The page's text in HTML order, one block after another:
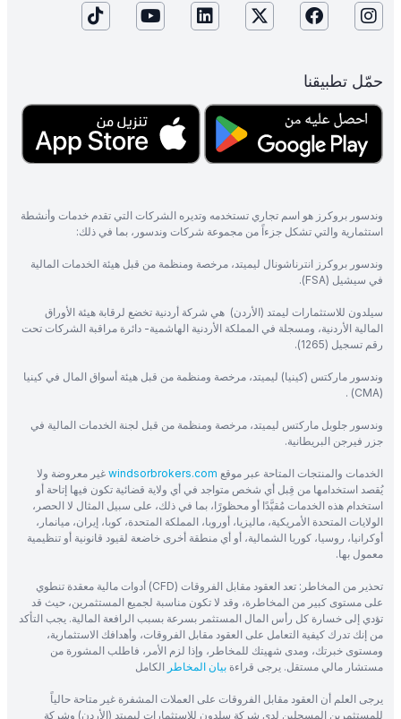
حمّل تطبيقنا
وندسور بروكرز هو اسم تجاري تستخدمه وتديره الشركات التي تقدم خدمات وأنشطة
استثمارية والتي تشكل جزءاً من مجموعة شركات وندسور، بما في ذلك:
وندسور بروكرز انترناشونال ليميتد، مرخصة ومنظمة من قبل هيئة الخدمات المالية
في سيشيل (FSA).
سيلدون للاستثمارات ليمتد (الأردن) هي شركة أردنية تخضع لرقابة هيئة الأوراق
المالية الأردنية، ومسجلة في المملكة الأردنية الهاشمية- دائرة مراقبة الشركات تحت
رقم تسجيل (1265).
وندسور ماركتس (كينيا) ليميتد، مرخصة ومنظمة من قبل هيئة أسواق المال في كينيا
(CMA) .
وندسور جلوبل ماركتس ليميتد، مرخصة ومنظمة من قبل لجنة الخدمات المالية في
جزر فيرجن البريطانية.
الخدمات والمنتجات المتاحة عبر موقع windsorbrokers.com غير معروضة ولا
يُقصد استخدامها من قِبل أي شخص متواجد في أي ولاية قضائية تكون فيها إتاحة أو
استخدام هذه الخدمات مُقيَّدًا أو محظورًا، بما في ذلك، على سبيل المثال لا الحصر،
الولايات المتحدة الأمريكية، ماليزيا، أوروبا، المملكة المتحدة، كوبا، إيران، ميانمار،
أوكرانيا، روسيا، كوريا الشمالية، أو أي منطقة أخرى خاضعة لقيود قانونية أو تنظيمية
معمول بها.
تحذير من المخاطر: تعد العقود مقابل الفروقات (CFD) أدوات مالية معقدة تنطوي
على مستوى كبير من المخاطرة، وقد لا تكون مناسبة لجميع المستثمرين، حيث قد
تؤدي إلى خسارة كل رأس المال المستثمر بسرعة بسبب الرافعة المالية. يجب التأكد
من إنك تدرك كيفية التعامل على العقود مقابل الفروقات، وأهدافك الاستثمارية،
ومستوى خبرتك، ومدى شهيتك للمخاطر، وإذا لزم الأمر، فاطلب المشورة من
مستشار مالي مستقل. يرجى قراءة بيان المخاطر الكامل
يرجى العلم أن العقود مقابل الفروقات على العملات المشفرة غير متاحة حالياً
للمستثمرين المسجلين لدى شركة سلدون للاستثمارات ليميتد (الأردن) وشركة